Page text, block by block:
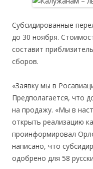
Субсидированные
до 30 ноября.
составит
сборов.
«Заявку мы в
Предполагается, что
на продажу. «Мы в
открыть реализацию
проинформировал
написано, что
одобрено для 58